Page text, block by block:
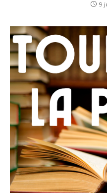
9